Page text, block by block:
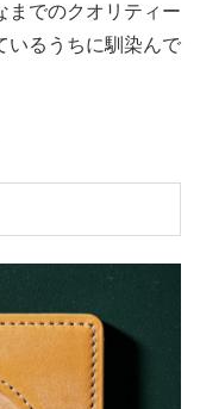
までのクオリティー
いるうちに馴染んで